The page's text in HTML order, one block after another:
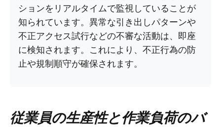
ションをリアルタイムで監視していることが
知られています。異常な引き出しパターンや
不正アクセス試行などの不審な活動は、即座
に検知されます。これにより、不正行為の防
止や規制順守が確保されます。
従業員の生産性と作業負荷のバ